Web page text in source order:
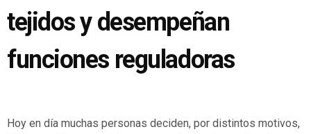
tejidos y desempeñan
funciones reguladoras
Hoy en día muchas personas deciden, por distintos motivos,